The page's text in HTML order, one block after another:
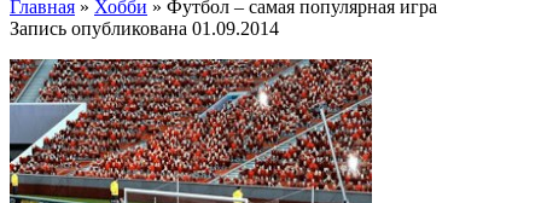
Главная » Хобби » Футбол – самая популярная игра
Запись опубликована 01.09.2014